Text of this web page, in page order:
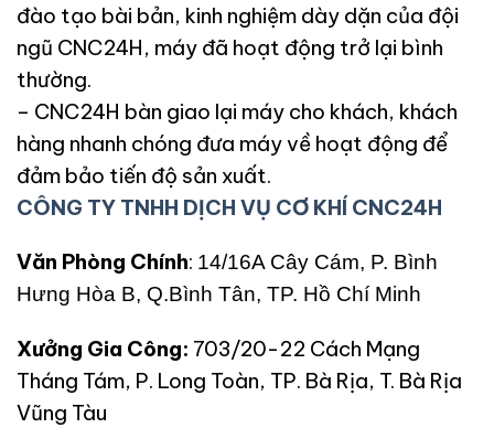
đào tạo bài bản, kinh nghiệm dày dặn của đội
ngũ CNC24H, máy đã hoạt động trở lại bình
thường.
– CNC24H bàn giao lại máy cho khách, khách
hàng nhanh chóng đưa máy về hoạt động để
đảm bảo tiến độ sản xuất.
CÔNG TY TNHH DỊCH VỤ CƠ KHÍ CNC24H
Văn Phòng Chính: 14/16A Cây Cám, P. Bình
Hưng Hòa B, Q.Bình Tân, TP. Hồ Chí Minh
Xưởng Gia Công: 703/20-22 Cách Mạng
Tháng Tám, P. Long Toàn, TP. Bà Rịa, T. Bà Rịa
Vũng Tàu